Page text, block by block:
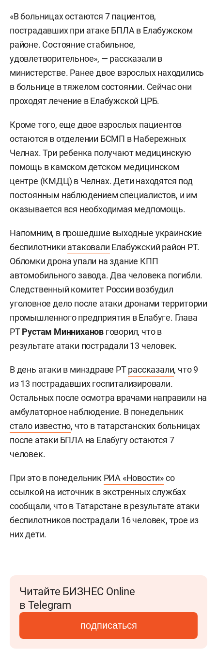
«В больницах остаются 7 пациентов,
пострадавших при атаке БПЛА в Елабужском
районе. Состояние стабильное,
удовлетворительное», — рассказали в
министерстве. Ранее двое взрослых находились
в больнице в тяжелом состоянии. Сейчас они
проходят лечение в Елабужской ЦРБ.
Кроме того, еще двое взрослых пациентов
остаются в отделении БСМП в Набережных
Челнах. Три ребенка получают медицинскую
помощь в камском детском медицинском
центре (КМДЦ) в Челнах. Дети находятся под
постоянным наблюдением специалистов, и им
оказывается вся необходимая медпомощь.
Напомним, в прошедшие выходные украинские
беспилотники атаковали Елабужский район РТ.
Обломки дрона упали на здание КПП
автомобильного завода. Два человека погибли.
Следственный комитет России возбудил
уголовное дело после атаки дронами территории
промышленного предприятия в Елабуге. Глава
РТРустам Минниханов говорил, что в
результате атаки пострадали 13 человек.
В день атаки в минздраве РТрассказали, что 9
из 13 пострадавших госпитализировали.
Остальных после осмотра врачами направили на
амбулаторное наблюдение. В понедельник
стало известно, что в татарстанских больницах
после атаки БПЛА на Елабугу остаются 7
человек.
При это в понедельник РИА «Новости»со
ссылкой на источник в экстренных службах
сообщали, что в Татарстане в результате атаки
беспилотников пострадали 16 человек, трое из
них дети.
Читайте БИЗНЕС Online
в Telegram
подписаться